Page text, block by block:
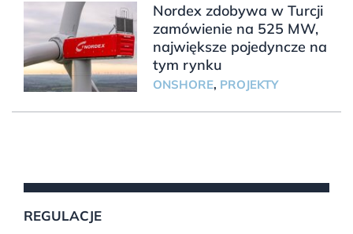
Nordex zdobywa w Turcji
zamówienie na 525 MW,
największe pojedyncze na
tym rynku
ONSHORE, PROJEKTY
REGULACJE